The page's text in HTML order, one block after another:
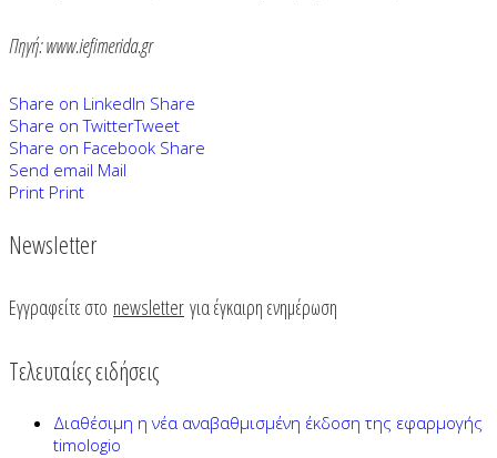
Πηγή: www.iefimerida.gr
Share on LinkedIn Share
Share on TwitterTweet
Share on Facebook Share
Send email Mail
Print Print
Newsletter
Εγγραφείτε στο newsletter για έγκαιρη ενημέρωση
Τελευταίες ειδήσεις
Διαθέσιμη η νέα αναβαθμισμένη έκδοση της εφαρμογής
timologio